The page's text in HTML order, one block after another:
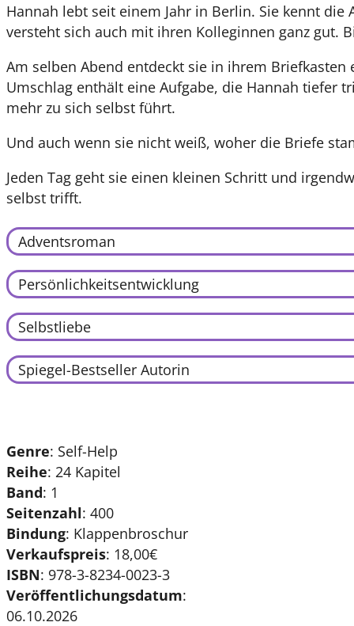
Hannah lebt seit einem Jahr in Berlin. Sie kennt
versteht sich auch mit ihren Kolleginnen ganz gut.
Am selben Abend entdeckt sie in ihrem
Umschlag enthält eine Aufgabe, die Hannah tiefer
mehr zu sich selbst führt.
Und auch wenn sie nicht weiß, woher die Briefe
Jeden Tag geht sie einen kleinen Schritt und
selbst trifft.
Adventsroman
Persönlichkeitsentwicklung
Selbstliebe
Spiegel-Bestseller Autorin
Genre: Self-Help
Reihe: 24 Kapitel
Band: 1
Seitenzahl: 400
Bindung: Klappenbroschur
Verkaufspreis: 18,00€
ISBN: 978-3-8234-0023-3
Veröffentlichungsdatum:
06.10.2026